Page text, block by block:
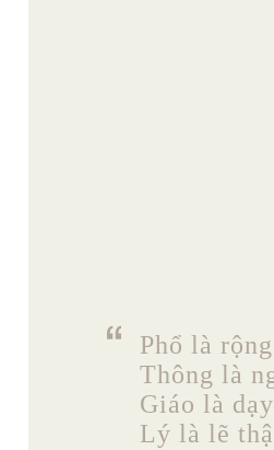
Phổ là
Thông là
Giáo là
Lý là lẽ